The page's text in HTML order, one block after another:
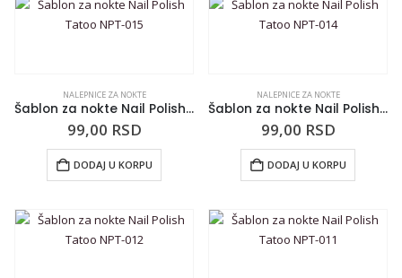
NALEPNICE ZA NOKTE
Šablon za nokte Nail Polish Tatoo NPT-015
99,00 RSD
DODAJ U KORPU
NALEPNICE ZA NOKTE
Šablon za nokte Nail Polish Tatoo NPT-014
99,00 RSD
DODAJ U KORPU